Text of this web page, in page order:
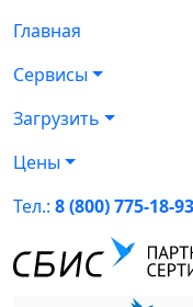
Главная
Сервисы
Загрузить
Цены
Тел.: 8 (800) 775-18-93